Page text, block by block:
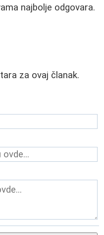
najbolje odgovara.
za ovaj članak.